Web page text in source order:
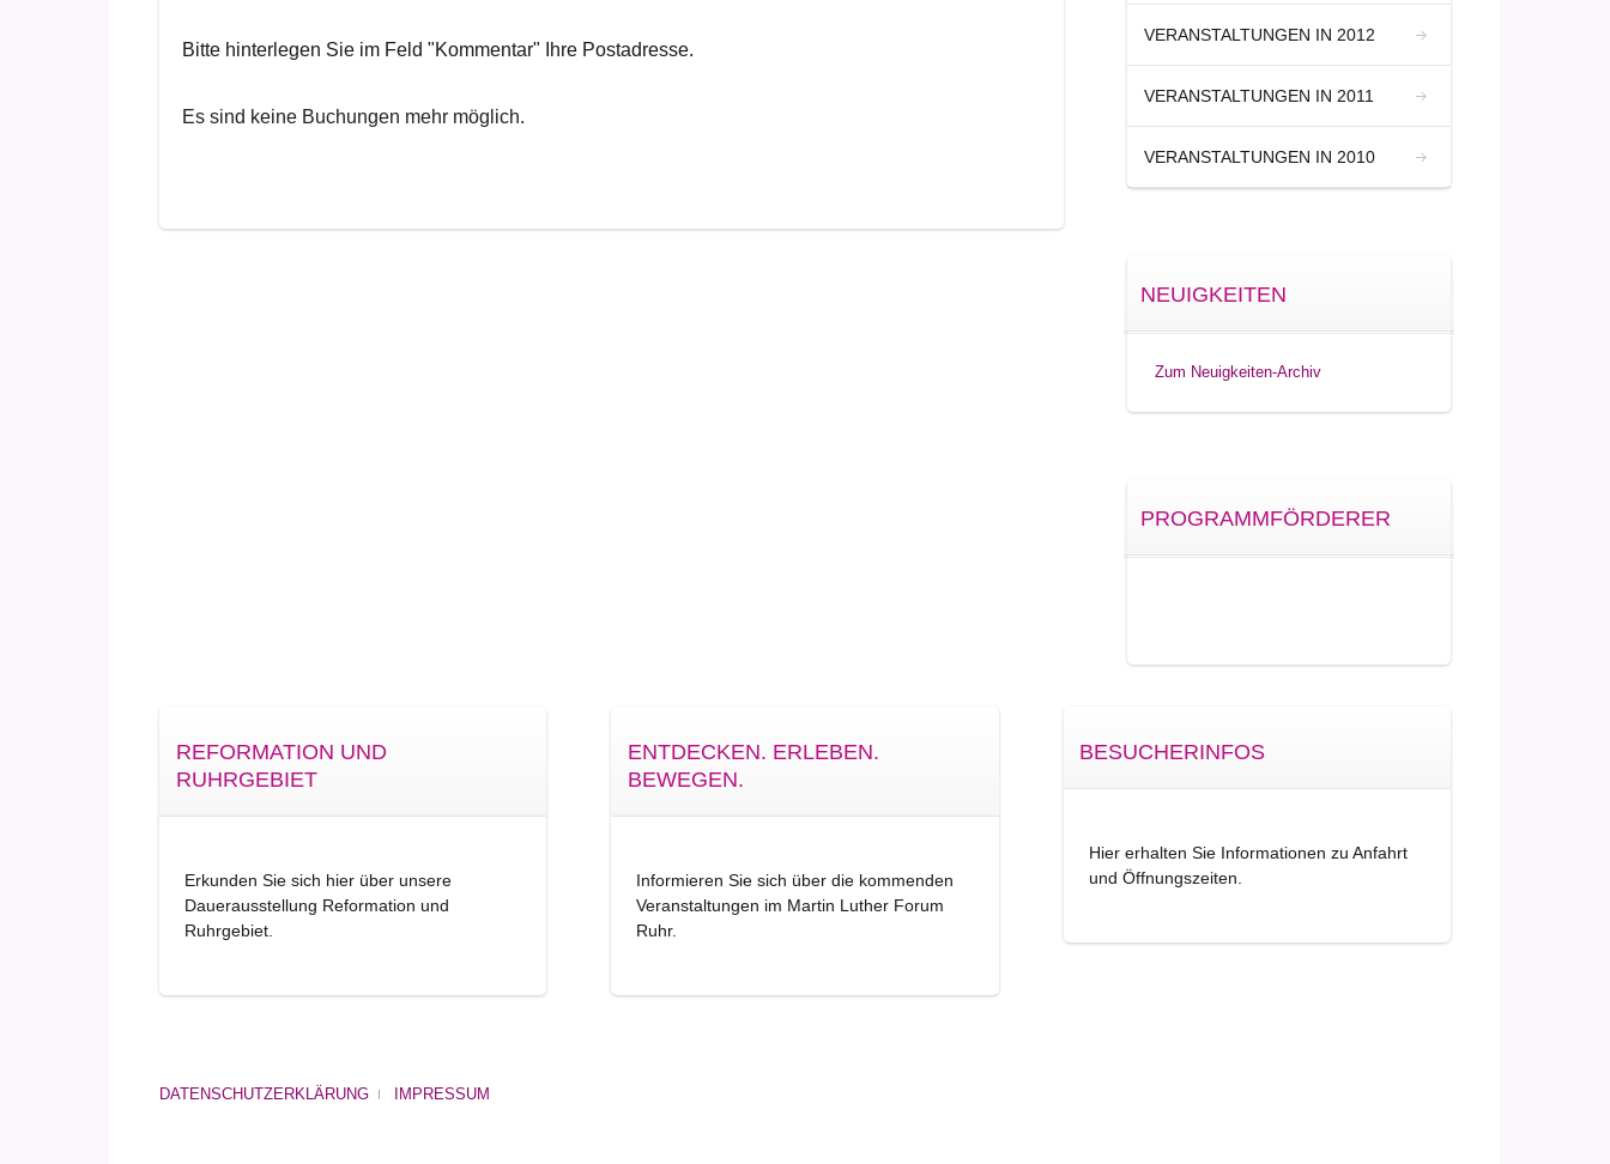
Bitte hinterlegen Sie im Feld "Kommentar" Ihre Postadresse.
Es sind keine Buchungen mehr möglich.
VERANSTALTUNGEN IN 2012
VERANSTALTUNGEN IN 2011
VERANSTALTUNGEN IN 2010
NEUIGKEITEN
Zum Neuigkeiten-Archiv
PROGRAMMFÖRDERER
REFORMATION UND
RUHRGEBIET
Erkunden Sie sich hier über unsere
Dauerausstellung Reformation und
Ruhrgebiet.
ENTDECKEN. ERLEBEN.
BEWEGEN.
Informieren Sie sich über die kommenden
Veranstaltungen im Martin Luther Forum
Ruhr.
BESUCHERINFOS
Hier erhalten Sie Informationen zu Anfahrt
und Öffnungszeiten.
DATENSCHUTZERKLÄRUNG IMPRESSUM